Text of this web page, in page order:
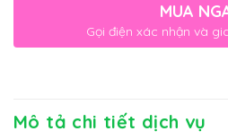
MUA
Gọi điện xác nhận và
Mô tả chi tiết dịch vụ